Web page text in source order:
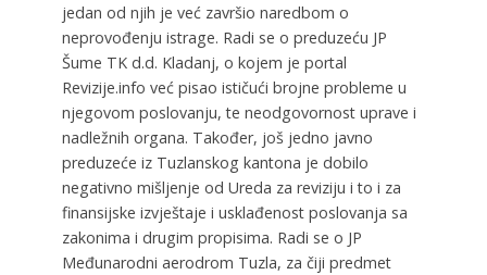
jedan od njih je već završio naredbom o
neprovođenju istrage. Radi se o preduzeću JP
Šume TK d.d. Kladanj, o kojem je portal
Revizije.info već pisao ističući brojne probleme u
njegovom poslovanju, te neodgovornost uprave i
nadležnih organa. Također, još jedno javno
preduzeće iz Tuzlanskog kantona je dobilo
negativno mišljenje od Ureda za reviziju i to i za
finansijske izvještaje i usklađenost poslovanja sa
zakonima i drugim propisima. Radi se o JP
Međunarodni aerodrom Tuzla, za čiji predmet